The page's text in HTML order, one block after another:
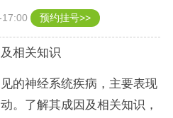
预约挂号>>
相关知识
的神经系统疾病，主要表现
。了解其成因及相关知识，